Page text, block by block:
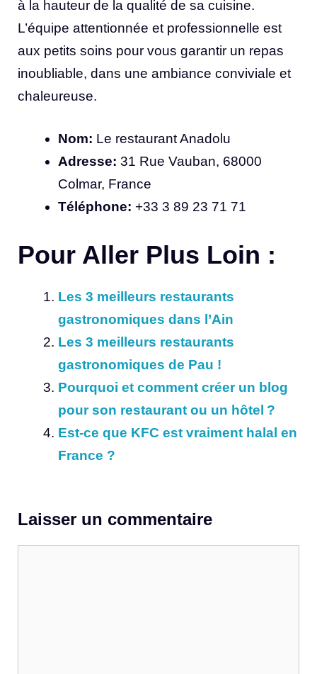
à la hauteur de la qualité de sa cuisine.
L’équipe attentionnée et professionnelle est
aux petits soins pour vous garantir un repas
inoubliable, dans une ambiance conviviale et
chaleureuse.
Nom: Le restaurant Anadolu
Adresse: 31 Rue Vauban, 68000
Colmar, France
Téléphone: +33 3 89 23 71 71
Pour Aller Plus Loin :
Les 3 meilleurs restaurants
gastronomiques dans l’Ain
Les 3 meilleurs restaurants
gastronomiques de Pau !
Pourquoi et comment créer un blog
pour son restaurant ou un hôtel ?
Est-ce que KFC est vraiment halal en
France ?
Laisser un commentaire